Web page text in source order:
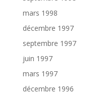
mars 1998
décembre 1997
septembre 1997
juin 1997
mars 1997
décembre 1996